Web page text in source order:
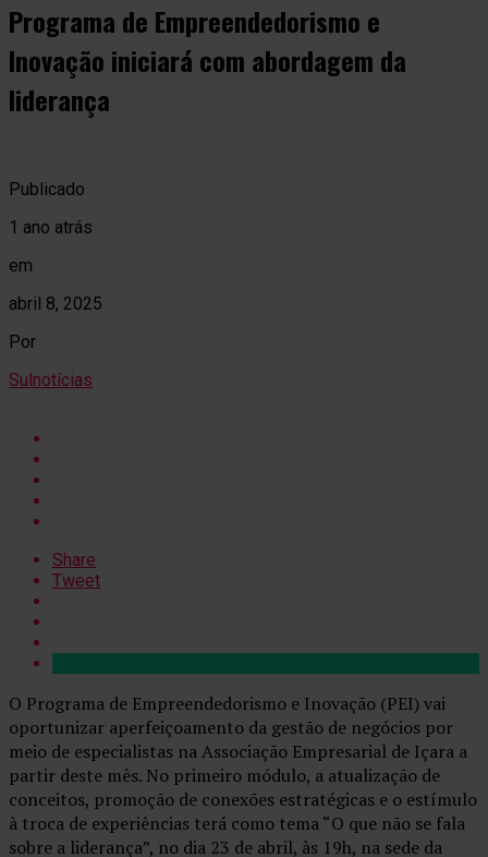
Programa de Empreendedorismo e
Inovação iniciará com abordagem da
liderança
Publicado
1 ano atrás
em
abril 8, 2025
Por
Sulnotícias
Share
Tweet
O Programa de Empreendedorismo e Inovação (PEI) vai
oportunizar aperfeiçoamento da gestão de negócios por
meio de especialistas na Associação Empresarial de Içara a
partir deste mês. No primeiro módulo, a atualização de
conceitos, promoção de conexões estratégicas e o estímulo
à troca de experiências terá como tema “O que não se fala
sobre a liderança”, no dia 23 de abril, às 19h, na sede da